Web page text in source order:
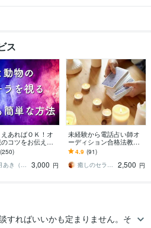
ス
えあればＯＫ！オ
コツをお伝えし
動物のオーラの
渡し【リーディ
ト付き】
(250)
長月あき（aki）
3,000 円
未経験から電話占い師オ
ーディション合格法教え
ます 私の方法とデビュー
後のリアル・働き方も経
験談でお伝えします
4.9 (91)
癒しのセラピーサロン☪️セレイ
2,500 円
すればいいかも定まりません。そ